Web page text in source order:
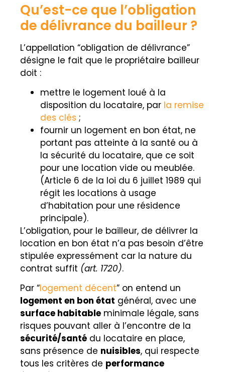
Qu’est-ce que l’obligation
de délivrance du bailleur ?
L’appellation “obligation de délivrance”
désigne le fait que le propriétaire bailleur
doit :
mettre le logement loué à la
disposition du locataire, par la remise
des clés ;
fournir un logement en bon état, ne
portant pas atteinte à la santé ou à
la sécurité du locataire, que ce soit
pour une location vide ou meublée.
(Article 6 de la loi du 6 juillet 1989 qui
régit les locations à usage
d’habitation pour une résidence
principale).
L’obligation, pour le bailleur, de délivrer la
location en bon état n’a pas besoin d’être
stipulée expressément car la nature du
contrat suffit (art. 1720).
Par “logement décent” on entend un
logement en bon état général, avec une
surface habitable minimale légale, sans
risques pouvant aller à l’encontre de la
sécurité/santé du locataire en place,
sans présence de nuisibles, qui respecte
tous les critères de performance